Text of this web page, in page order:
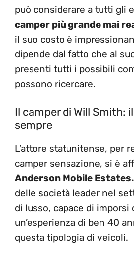
può considerare a tutti gli
camper più grande mai
il suo costo è
dipende dal fatto che al
presenti tutti i possibili
possono ricercare.
Il camper di Will Smith:
sempre
L’attore statunitense, per
camper sensazione, si è
Anderson Mobile Estates.
delle società leader nel
di lusso, capace di imporsi
un’esperienza di ben 40
questa tipologia di veicoli.